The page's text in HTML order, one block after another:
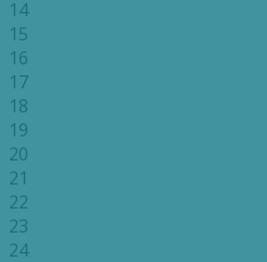
14
15
16
17
18
19
20
21
22
23
24